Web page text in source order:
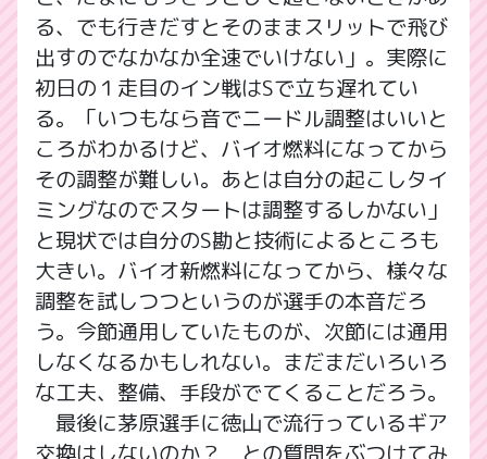
る、でも行きだすとそのままスリットで飛び
出すのでなかなか全速でいけない」。実際に
初日の１走目のイン戦はSで立ち遅れてい
る。「いつもなら音でニードル調整はいいと
ころがわかるけど、バイオ燃料になってから
その調整が難しい。あとは自分の起こしタイ
ミングなのでスタートは調整するしかない」
と現状では自分のS勘と技術によるところも
大きい。バイオ新燃料になってから、様々な
調整を試しつつというのが選手の本音だろ
う。今節通用していたものが、次節には通用
しなくなるかもしれない。まだまだいろいろ
な工夫、整備、手段がでてくることだろう。
最後に茅原選手に徳山で流行っているギア